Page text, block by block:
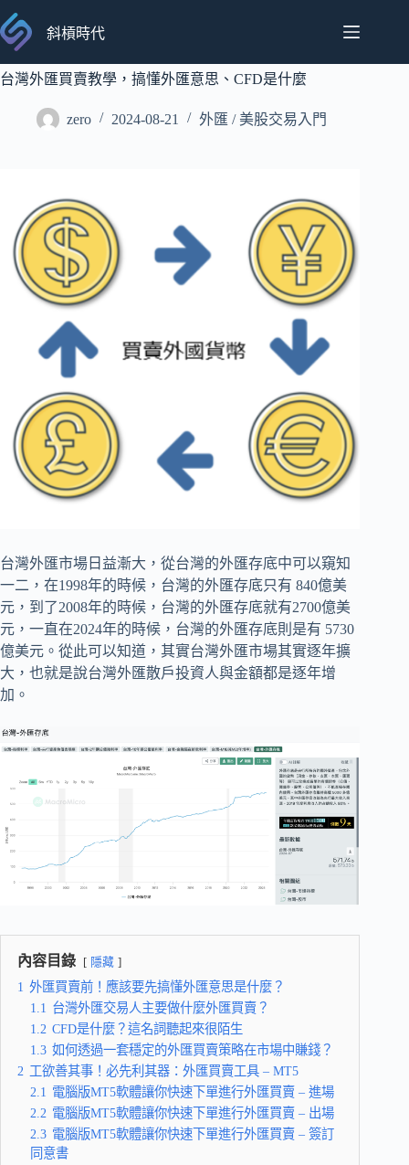
跳
至
要
斜槓時代
台灣外匯買賣教學，搞懂外匯意思、CFD是什麼
zero 2024-08-21 外匯 / 美股交易入門
台灣外匯市場日益漸大，從台灣的外匯存底中可以窺知
一二，在1998年的時候，台灣的外匯存底只有 840億美
元，到了2008年的時候，台灣的外匯存底就有2700億美
元，一直在2024年的時候，台灣的外匯存底則是有 5730
億美元。從此可以知道，其實台灣外匯市場其實逐年擴
大，也就是說台灣外匯散戶投資人與金額都是逐年增
加。
內容目錄 隱藏
1 外匯買賣前！應該要先搞懂外匯意思是什麼？
1.1 台灣外匯交易人主要做什麼外匯買賣？
1.2 CFD是什麼？這名詞聽起來很陌生
1.3 如何透過一套穩定的外匯買賣策略在市場中賺錢？
2 工欲善其事！必先利其器：外匯買賣工具 – MT5
2.1 電腦版MT5軟體讓你快速下單進行外匯買賣 – 進場
2.2 電腦版MT5軟體讓你快速下單進行外匯買賣 – 出場
2.3 電腦版MT5軟體讓你快速下單進行外匯買賣 – 簽訂
同意書